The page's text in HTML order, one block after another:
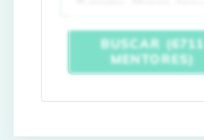
BUSCAR (6711
MENTORES)